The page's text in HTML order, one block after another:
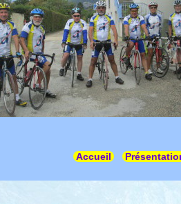
Accueil